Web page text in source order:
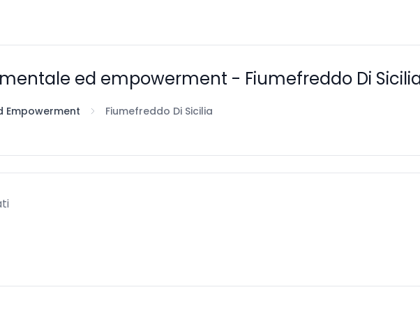
ed empowerment - Fiumefreddo Di
Empowerment Fiumefreddo Di Sicilia